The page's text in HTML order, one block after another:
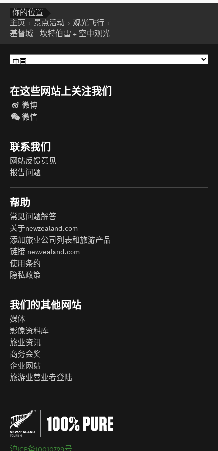
你的位置
主页
景点活动
观光飞行
基督城 - 坎特伯雷 + 空中观光
在这些网站上关注我们
微博
微信
联系我们
网站反馈意见
报告问题
帮助
常见问题解答
关于newzealand.com
添加旅业公司列表和旅游产品
链接 newzealand.com
使用条约
隐私政策
我们的其他网站
媒体
影像资料库
旅业资讯
商务会奖
企业网站
旅游业营业者登陆
沪ICP备10010729号